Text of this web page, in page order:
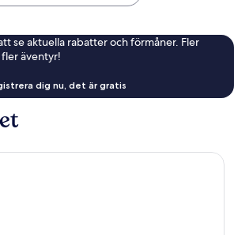
se aktuella rabatter och förmåner. Fler
äventyr!
dig nu, det är gratis